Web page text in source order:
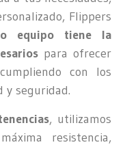
Flippers
equipo tiene la
para ofrecer
con los
y seguridad.
, utilizamos
resistencia,